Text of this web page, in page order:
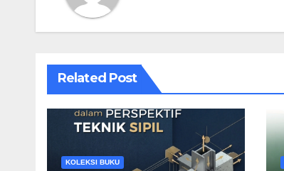
Related Post
KOLEKSI BUKU